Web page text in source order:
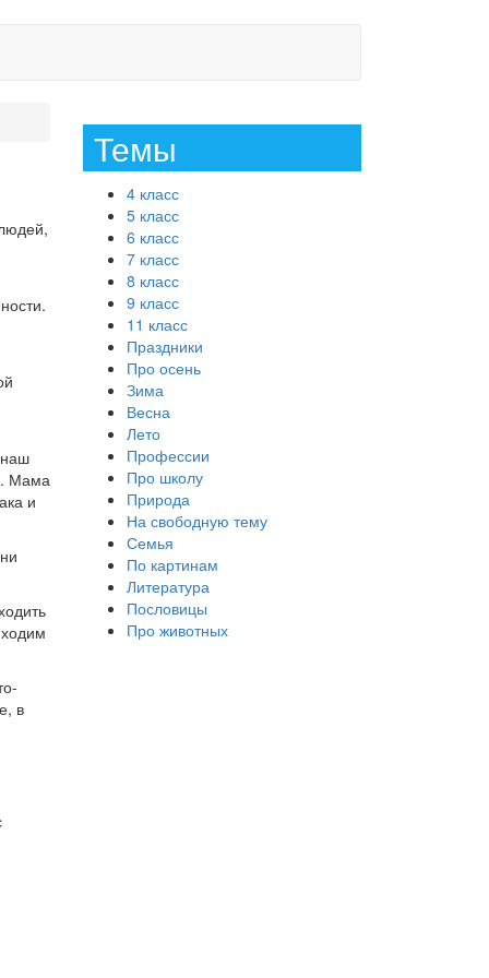
наш
Мама
и
в
Темы
4 класс
5 класс
6 класс
7 класс
8 класс
9 класс
11 класс
Праздники
Про осень
Зима
Весна
Лето
Профессии
Про школу
Природа
На свободную тему
Семья
По картинам
Литература
Пословицы
Про животных